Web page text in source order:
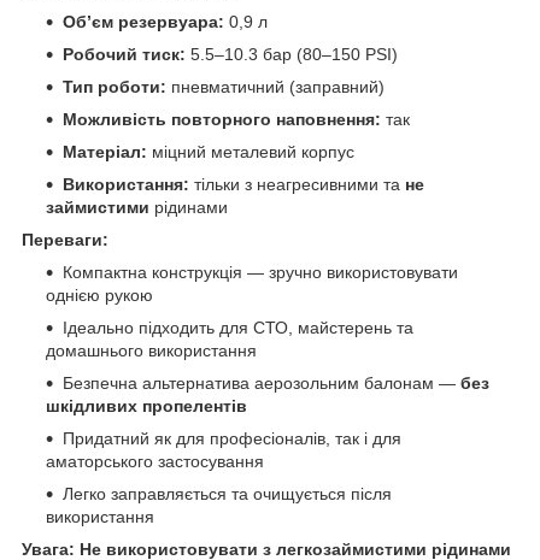
Об’єм резервуара: 0,9 л
Робочий тиск: 5.5–10.3 бар (80–150 PSI)
Тип роботи: пневматичний (заправний)
Можливість повторного наповнення: так
Матеріал: міцний металевий корпус
Використання: тільки з неагресивними та не
займистими рідинами
Переваги:
Компактна конструкція — зручно використовувати
однією рукою
Ідеально підходить для СТО, майстерень та
домашнього використання
Безпечна альтернатива аерозольним балонам — без
шкідливих пропелентів
Придатний як для професіоналів, так і для
аматорського застосування
Легко заправляється та очищується після
використання
Увага: Не використовувати з легкозаймистими рідинами